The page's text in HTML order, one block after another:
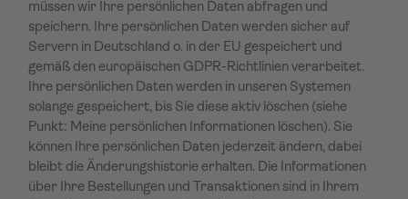
müssen wir Ihre persönlichen Daten abfragen und
speichern. Ihre persönlichen Daten werden sicher auf
Servern in Deutschland o. in der EU gespeichert und
gemäß den europäischen GDPR-Richtlinien verarbeitet.
Ihre persönlichen Daten werden in unseren Systemen
solange gespeichert, bis Sie diese aktiv löschen (siehe
Punkt: Meine persönlichen Informationen löschen). Sie
können Ihre persönlichen Daten jederzeit ändern, dabei
bleibt die Änderungshistorie erhalten. Die Informationen
über Ihre Bestellungen und Transaktionen sind in Ihrem